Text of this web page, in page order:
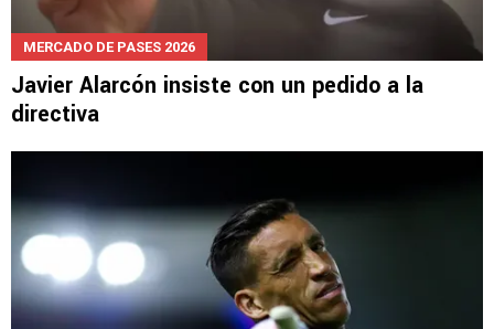
MERCADO DE PASES 2026
Javier Alarcón insiste con un pedido a la
directiva